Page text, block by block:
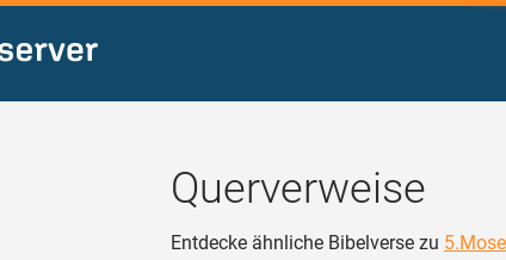
Querverweise
Entdecke ähnliche Bibelverse zu